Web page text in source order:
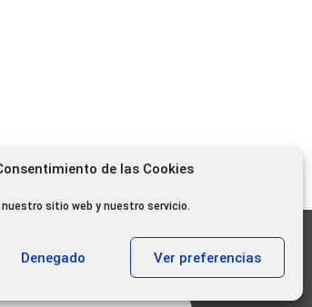
de las Cookies
sitio web y nuestro servicio.
Denegado Ver preferencias